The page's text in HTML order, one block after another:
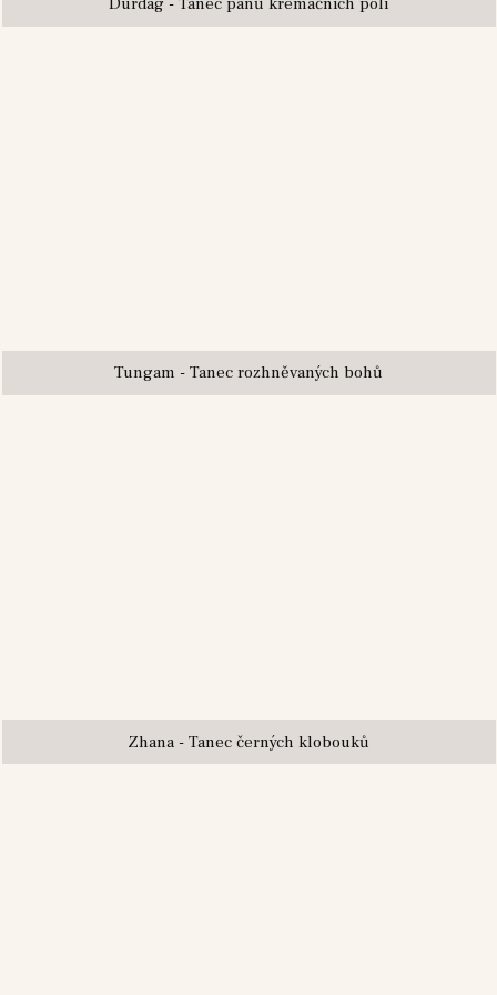
Tungam - Tanec rozhněvaných bohů
Zhana - Tanec černých klobouků